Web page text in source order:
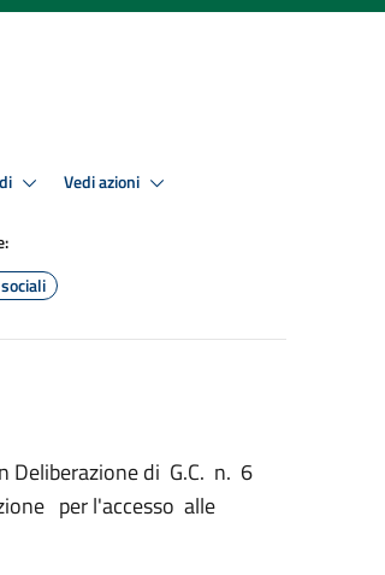
Vedi azioni
Deliberazione di G.C. n. 6
per l'accesso alle